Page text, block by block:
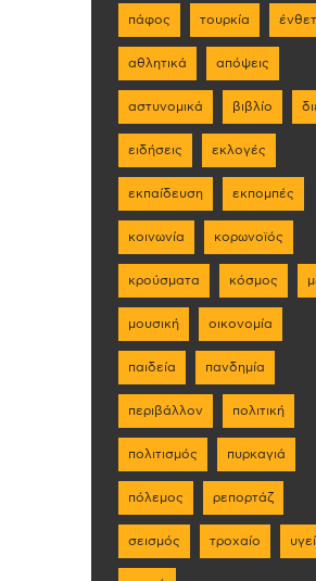
πάφος τουρκία
αθλητικά απόψεις
αστυνομικά βιβλίο
ειδήσεις εκλογές
εκπαίδευση εκπομπές
κοινωνία κορωνοϊός
κρούσματα κόσμος
μουσική οικονομία
παιδεία πανδημία
περιβάλλον πολιτική
πολιτισμός πυρκαγιά
πόλεμος ρεπορτάζ
σεισμός τροχαίο